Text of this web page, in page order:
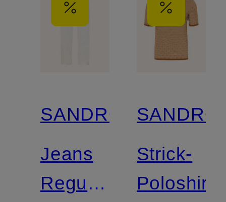
SANDRO
Jeans
Regular
SANDRO
Strick-
Poloshirt